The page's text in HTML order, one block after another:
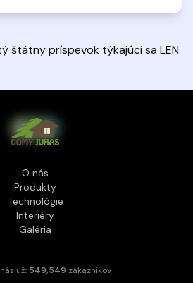
štátny príspevok týkajúci sa LEN
O nás
Produkty
Technológie
Interiéry
Galéria
už: 549,549 zákazníkov